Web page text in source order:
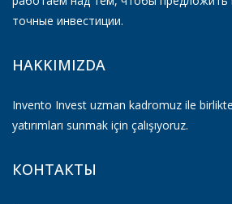
точные инвестиции.
HAKKIMIZDA
Invento Invest uzman kadromuz ile
yatırımları sunmak için çalışıyoruz.
КОНТАКТЫ